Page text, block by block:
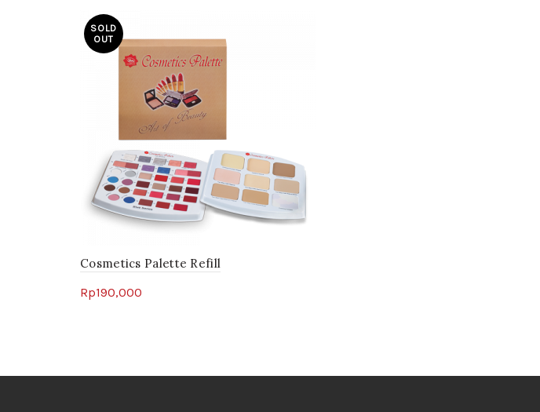
SOLD
OUT
Cosmetics Palette Refill
Rp190,000